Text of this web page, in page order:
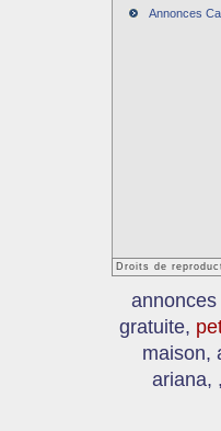
Annonces
Droits de
gratuite,
maison,
ariana,